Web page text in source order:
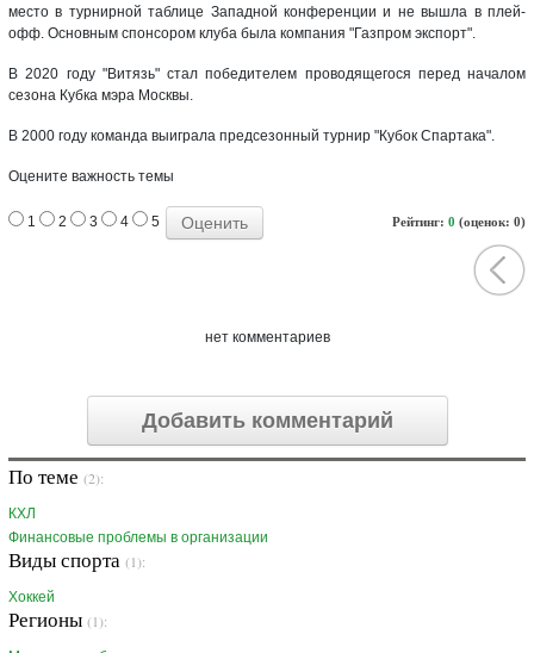
место в турнирной таблице Западной конференции и не вышла в плей-
офф. Основным спонсором клуба была компания "Газпром экспорт".
В 2020 году "Витязь" стал победителем проводящегося перед началом
сезона Кубка мэра Москвы.
В 2000 году команда выиграла предсезонный турнир "Кубок Спартака".
Оцените важность темы
Рейтинг: 0 (оценок: 0)
1 2 3 4 5
нет комментариев
Добавить комментарий
По теме (2):
КХЛ
Финансовые проблемы в организации
Виды спорта (1):
Хоккей
Регионы (1):